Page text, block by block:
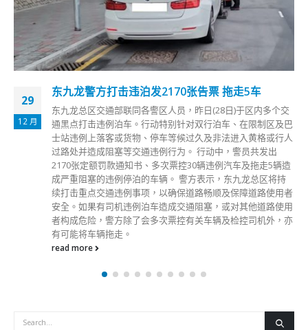
29
12 月
东九龙警方打击违泊发2170张告票 拖走5车
东九龙总区交通部联同各警区人员，昨日(28日)于区内多个交
通黑点打击违例泊车。行动特别针对双行泊车、在限制区及巴
士站违例上落客或货物、停车等候过久及非法进入黄格或行人
过路处并造成阻塞等交通违例行为。 行动中，警员共发出
2170张定额罚款通知书、多次票控30辆违例汽车及拖走5辆造
成严重阻塞的违例停泊的车辆。 警方表示，东九龙总区将持
续打击重点交通违例事项，以确保道路畅顺及保障道路使用者
安全。如果有司机违例泊车造成交通阻塞，或对其他道路使用
者构成危险，警方除了会多次票控有关车辆及检控司机外，亦
有可能将车辆拖走。
read more